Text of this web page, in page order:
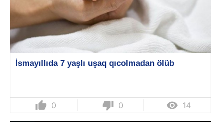
İsmayıllıda 7 yaşlı uşaq qıcolmadan ölüb
thumb_up 0 thumb_down 0  14